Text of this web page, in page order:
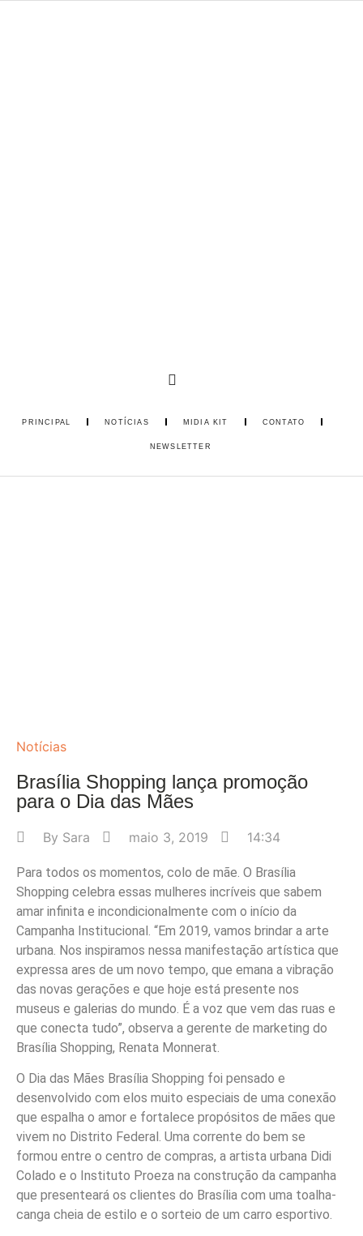
PRINCIPAL NOTÍCIAS MIDIA KIT CONTATO
NEWSLETTER
Notícias
Brasília Shopping lança promoção
para o Dia das Mães
By Sara maio 3, 2019 14:34
Para todos os momentos, colo de mãe. O Brasília
Shopping celebra essas mulheres incríveis que sabem
amar infinita e incondicionalmente com o início da
Campanha Institucional. “Em 2019, vamos brindar a arte
urbana. Nos inspiramos nessa manifestação artística que
expressa ares de um novo tempo, que emana a vibração
das novas gerações e que hoje está presente nos
museus e galerias do mundo. É a voz que vem das ruas e
que conecta tudo”, observa a gerente de marketing do
Brasília Shopping, Renata Monnerat.
O Dia das Mães Brasília Shopping foi pensado e
desenvolvido com elos muito especiais de uma conexão
que espalha o amor e fortalece propósitos de mães que
vivem no Distrito Federal. Uma corrente do bem se
formou entre o centro de compras, a artista urbana Didi
Colado e o Instituto Proeza na construção da campanha
que presenteará os clientes do Brasília com uma toalha-
canga cheia de estilo e o sorteio de um carro esportivo.